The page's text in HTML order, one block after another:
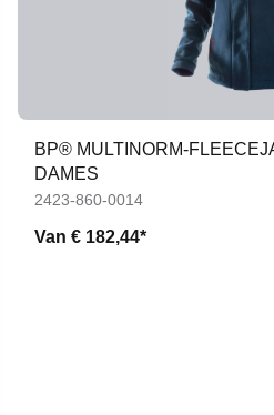
BP® MULTINORM-
DAMES
2423-860-0014
Van € 182,44*